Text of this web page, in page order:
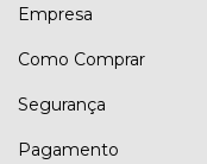
Empresa
Como Comprar
Segurança
Pagamento